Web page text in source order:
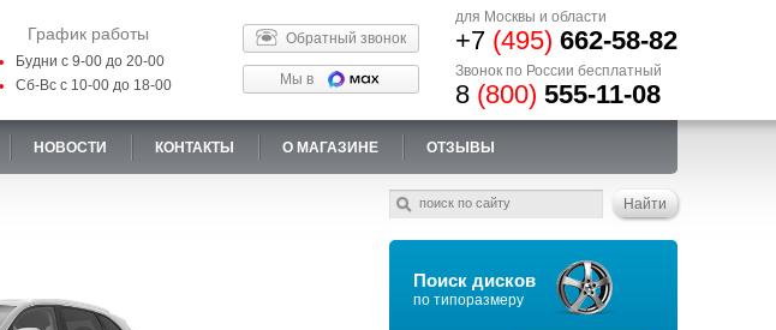
График работы
Будни с 9-00 до 20-00
Сб-Вс с 10-00 до 18-00
Обратный звонок
Мы в
для Москвы и области
+7 (495) 662-58-82
Звонок по России бесплатный
8 (800) 555-11-08
НОВОСТИ КОНТАКТЫ О МАГАЗИНЕ ОТЗЫВЫ
Поиск дисков
по типоразмеру